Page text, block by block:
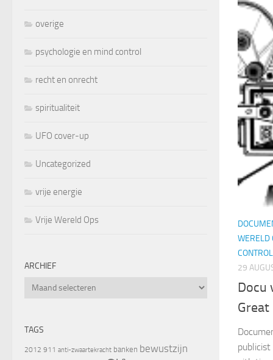
WERELD
CONTROL
29
Docu
overige
psychologie en mind control
recht en onrecht
spiritualiteit
UFO cover-up
Uncategorized
vrije energie
Vrije Wereld Ops
ARCHIEF
Archief
TAGS
2012 911 anti-zwaartekracht banken bewustzijn